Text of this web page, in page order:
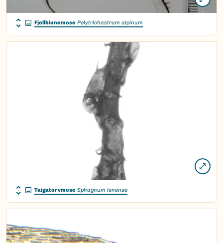
Fjellbinnemose Polytrichastrum alpinum
Taigatorvmose Sphagnum lenense